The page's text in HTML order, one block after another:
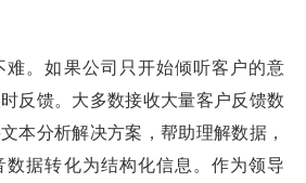
难。如果公司只开始倾听客户的意
反馈。大多数接收大量客户反馈数
本分析解决方案，帮助理解数据，
数据转化为结构化信息。作为领导